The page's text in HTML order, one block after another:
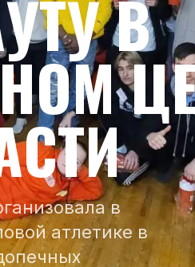
В
в
атлетике в